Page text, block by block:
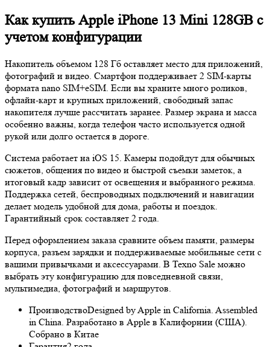
Как купить Apple iPhone 13 Mini 128GB с
учетом конфигурации
Накопитель объемом 128 Гб оставляет место для приложений,
фотографий и видео. Смартфон поддерживает 2 SIM-карты
формата nano SIM+eSIM. Если вы храните много роликов,
офлайн-карт и крупных приложений, свободный запас
накопителя лучше рассчитать заранее. Размер экрана и масса
особенно важны, когда телефон часто используется одной
рукой или долго остается в дороге.
Система работает на iOS 15. Камеры подойдут для обычных
сюжетов, общения по видео и быстрой съемки заметок, а
итоговый кадр зависит от освещения и выбранного режима.
Поддержка сетей, беспроводных подключений и навигации
делает модель удобной для дома, работы и поездок.
Гарантийный срок составляет 2 года.
Перед оформлением заказа сравните объем памяти, размеры
корпуса, разъем зарядки и поддерживаемые мобильные сети с
вашими привычками и аксессуарами. В Texno Sale можно
выбрать эту конфигурацию для повседневной связи,
мультимедиа, фотографий и маршрутов.
ПроизводствоDesigned by Apple in California. Assembled
in China. Разработано в Apple в Калифорнии (США).
Собрано в Китае